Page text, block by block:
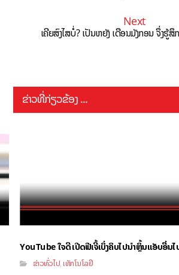
Next
ເຄີຍສົງໄສບໍ່? ເປັນຫຍັງ ເດືອນມັງກອນ ຈຶ່ງຮູ້
ຂ່າວທີ່ກ່ຽວຂ້ອງ ...
YouTube ໃຈດີ ເປີດຟີເຈີ້ເບິ່ງຄິບໄປນຳຫຼິ້ນແອັບອື່ນ
ຂ່າວທົ່ວໄປ,ເທັກໂນໂລຢີ